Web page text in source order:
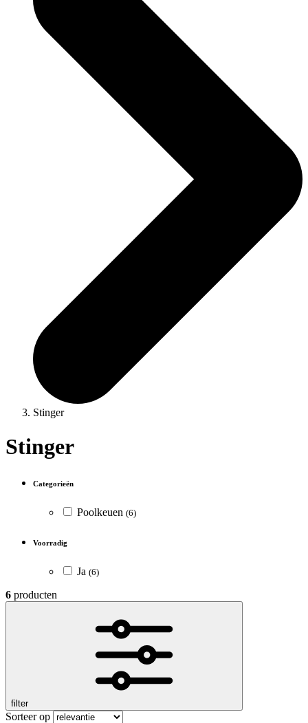
Stinger
Stinger
Categorieën
Poolkeuen (6)
Voorradig
Ja (6)
6 producten
filter
Sorteer op